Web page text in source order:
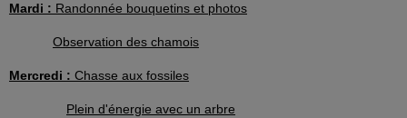
Mardi : Randonnée bouquetins et photos
Observation des chamois
Mercredi : Chasse aux fossiles
Plein d'énergie avec un arbre